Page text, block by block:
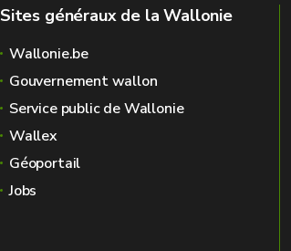
Sites généraux de la Wallonie
Wallonie.be
Gouvernement wallon
Service public de Wallonie
Wallex
Géoportail
Jobs